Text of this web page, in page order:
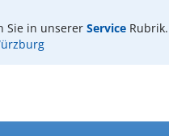
Sie in unserer ServiceRubrik.